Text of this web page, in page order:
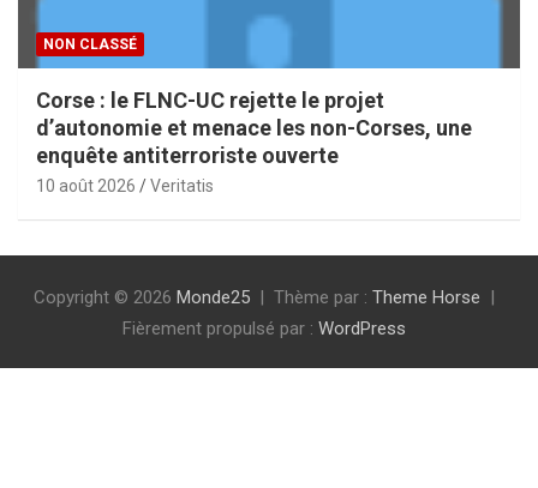
NON CLASSÉ
Corse : le FLNC-UC rejette le projet
d’autonomie et menace les non-Corses, une
enquête antiterroriste ouverte
10 août 2026 Veritatis
Copyright © 2026 Monde25 Thème par : Theme Horse
Fièrement propulsé par : WordPress